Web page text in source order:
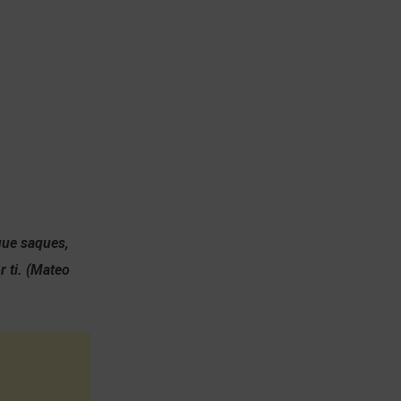
saques,
ti. (Mateo